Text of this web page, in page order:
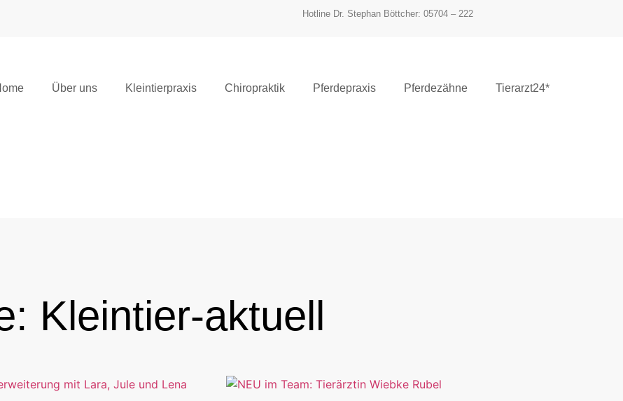
Hotline Dr. Stephan Böttcher: 05704 – 222
Über uns Kleintierpraxis Chiropraktik Pferdepraxis Pferdezähne Tierarzt24*
Kleintier-aktuell